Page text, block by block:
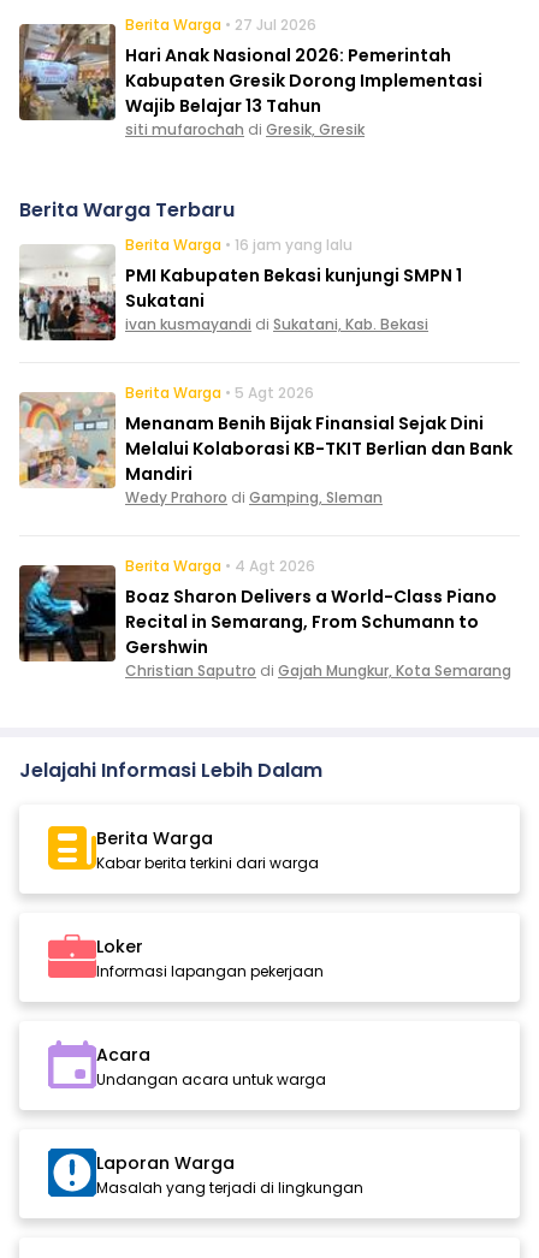
Berita Warga • 27 Jul 2026
Hari Anak Nasional 2026: Pemerintah
Kabupaten Gresik Dorong Implementasi
Wajib Belajar 13 Tahun
siti mufarochah di Gresik, Gresik
Berita Warga Terbaru
Berita Warga • 16 jam yang lalu
PMI Kabupaten Bekasi kunjungi SMPN 1
Sukatani
ivan kusmayandi di Sukatani, Kab. Bekasi
Berita Warga • 5 Agt 2026
Menanam Benih Bijak Finansial Sejak Dini
Melalui Kolaborasi KB-TKIT Berlian dan Bank
Mandiri
Wedy Prahoro di Gamping, Sleman
Berita Warga • 4 Agt 2026
Boaz Sharon Delivers a World-Class Piano
Recital in Semarang, From Schumann to
Gershwin
Christian Saputro di Gajah Mungkur, Kota Semarang
Jelajahi Informasi Lebih Dalam
Berita Warga
Kabar berita terkini dari warga
Loker
Informasi lapangan pekerjaan
Acara
Undangan acara untuk warga
Laporan Warga
Masalah yang terjadi di lingkungan